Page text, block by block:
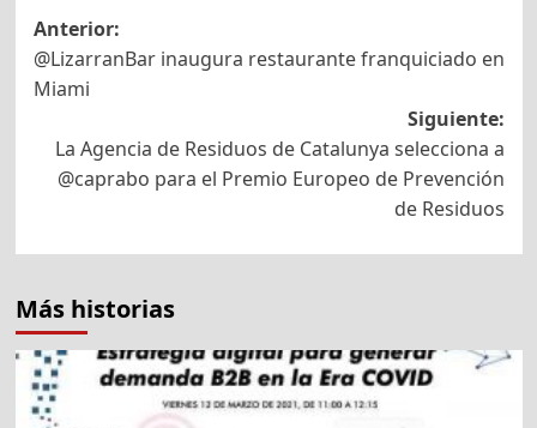
Navegación
de
entradas
Anterior:
@LizarranBar inaugura restaurante franquiciado en
Miami
Siguiente:
La Agencia de Residuos de Catalunya selecciona a
@caprabo para el Premio Europeo de Prevención
de Residuos
Más historias